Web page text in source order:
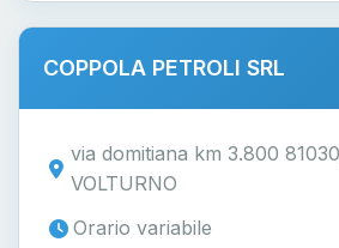
COPPOLA PETROLI SRL
via domitiana km 3.800
VOLTURNO
Orario variabile